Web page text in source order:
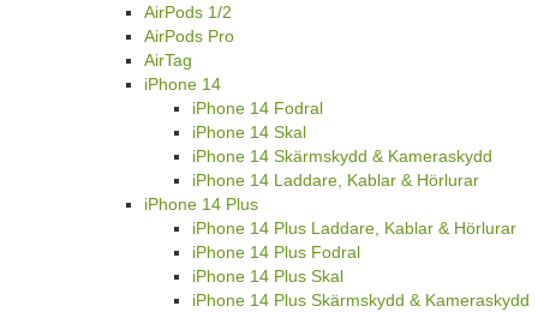
AirPods 1/2
AirPods Pro
AirTag
iPhone 14
iPhone 14 Fodral
iPhone 14 Skal
iPhone 14 Skärmskydd & Kameraskydd
iPhone 14 Laddare, Kablar & Hörlurar
iPhone 14 Plus
iPhone 14 Plus Laddare, Kablar & Hörlurar
iPhone 14 Plus Fodral
iPhone 14 Plus Skal
iPhone 14 Plus Skärmskydd & Kameraskydd